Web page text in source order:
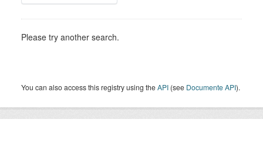
Please try another search.
You can also access this registry using theAPI (see Documente API).